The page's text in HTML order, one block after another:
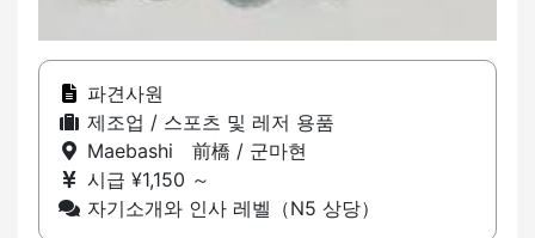
파견사원
제조업 / 스포츠 및 레저 용품
Maebashi 前橋 / 군마현
시급 ¥1,150 ～
자기소개와 인사 레벨（N5 상당）